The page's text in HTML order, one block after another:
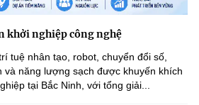
khởi nghiệp công nghệ
tuệ nhân tạo, robot, chuyển đổi số,
và năng lượng sạch được khuyến khích
tại Bắc Ninh, với tổng giải...